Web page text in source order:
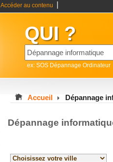
Accéder au contenu
QUI ?
ex: SOS Dépannage Ordinateur
Accueil Dépannage
Dépannage